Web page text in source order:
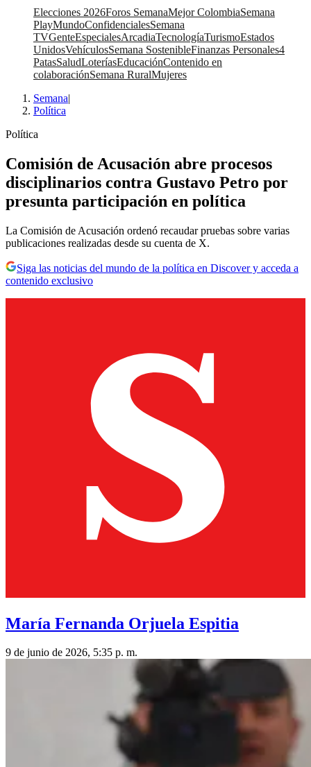
Elecciones 2026Foros SemanaMejor ColombiaSemana
PlayMundoConfidencialesSemana
TVGenteEspecialesArcadiaTecnologíaTurismoEstados
UnidosVehículosSemana SostenibleFinanzas Personales4
PatasSaludLoteríasEducaciónContenido en
colaboraciónSemana RuralMujeres
Semana|
Política
Política
Comisión de Acusación abre procesos
disciplinarios contra Gustavo Petro por
presunta participación en política
La Comisión de Acusación ordenó recaudar pruebas sobre varias
publicaciones realizadas desde su cuenta de X.
Siga las noticias del mundo de la política en Discover y acceda a
contenido exclusivo
María Fernanda Orjuela Espitia
9 de junio de 2026, 5:35 p. m.